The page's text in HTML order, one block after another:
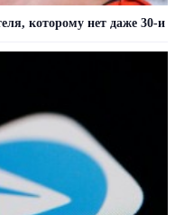
которому нет даже 30-и